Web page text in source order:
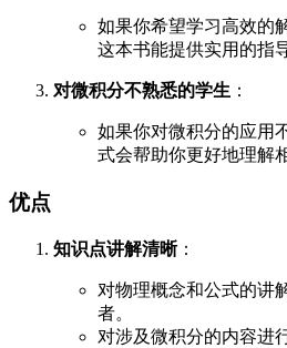
如果你希望学习高效的
这本书能提供实用的指导
对微积分不熟悉的学生 ：
如果你对微积分的应用
式会帮助你更好地理解
优点
知识点讲解清晰：
对物理概念和公式的讲
者。
对涉及微积分的内容进